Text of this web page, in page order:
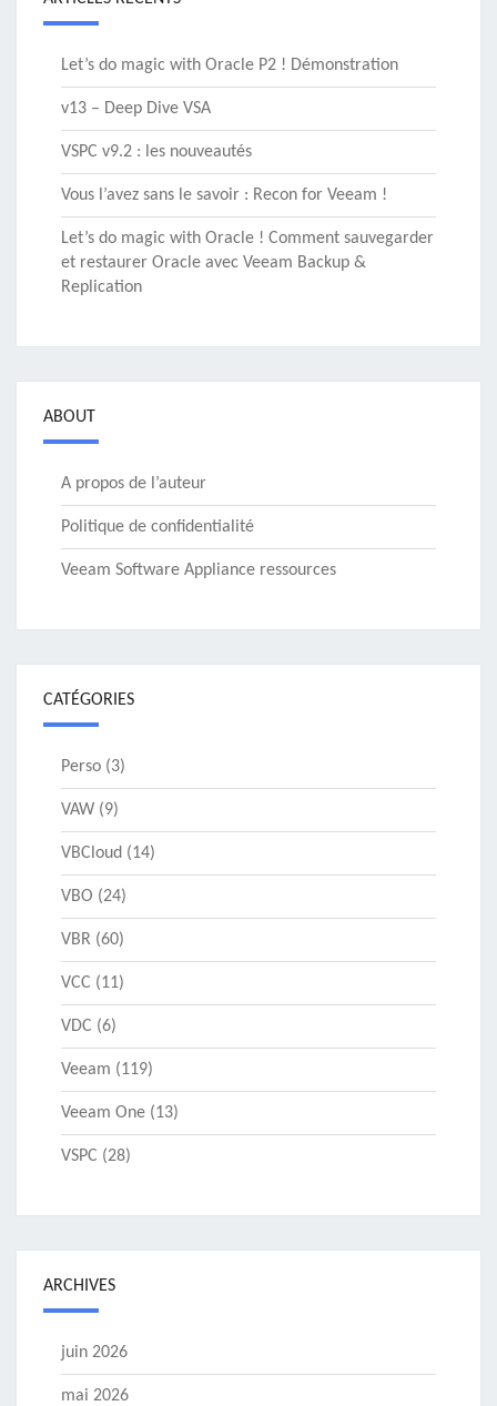
Let’s do magic with Oracle P2 ! Démonstration
v13 – Deep Dive VSA
VSPC v9.2 : les nouveautés
Vous l’avez sans le savoir : Recon for Veeam !
Let’s do magic with Oracle ! Comment sauvegarder
et restaurer Oracle avec Veeam Backup &
Replication
ABOUT
A propos de l’auteur
Politique de confidentialité
Veeam Software Appliance ressources
CATÉGORIES
Perso (3)
VAW (9)
VBCloud (14)
VBO (24)
VBR (60)
VCC (11)
VDC (6)
Veeam (119)
Veeam One (13)
VSPC (28)
ARCHIVES
juin 2026
mai 2026